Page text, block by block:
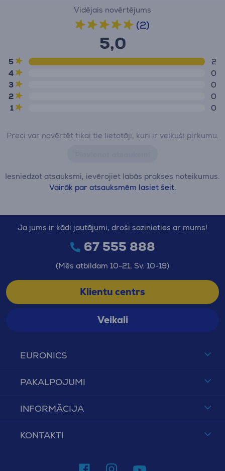
Vidējais novērtējums
(2)
5,0
5
2
4
0
3
0
2
0
1
0
Preci var novērtēt tikai tie lietotāji, kuri ir veikuši pirkumu.
Iesniedzot atsauksmi, ievērojiet labās prakses noteikumus.
Vairāk par atsauksmēm lasiet šeit.
EURONICS
PAKALPOJUMI
INFORMĀCIJA
KONTAKTI
Ja jums ir kādi jautājumi, droši sazinieties ar mums!
67 555 888
(Mēs atbildam 10-21, Sv. 10-19)
Klientu centrs
Veikali